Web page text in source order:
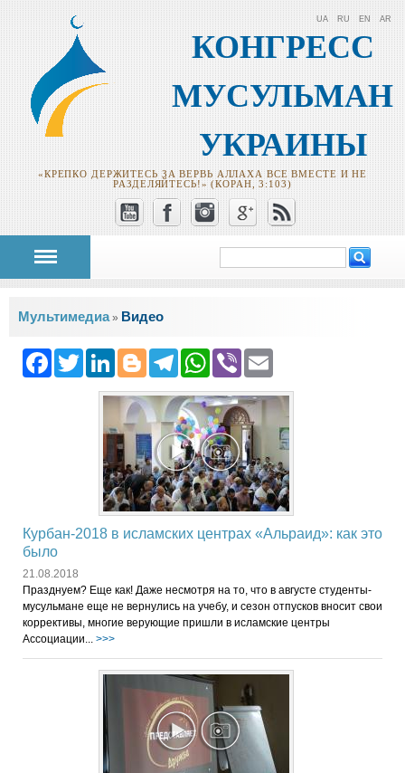
КОНГРЕСС
МУСУЛЬМАН
УКРАИНЫ
«КРЕПКО ДЕРЖИТЕСЬ ЗА ВЕРВЬ АЛЛАХА ВСЕ ВМЕСТЕ И НЕ
РАЗДЕЛЯЙТЕСЬ!» (КОРАН, 3:103)
UA RU EN AR
Форма поиска
Вы здесь
Мультимедиа» Видео
Facebook
Twitter
LinkedIn
Blogger
Telegram
WhatsApp
Viber
Курбан-2018 в исламских центрах «Альраид»: как это
было
21.08.2018
Празднуем? Еще как! Даже несмотря на то, что в августе студенты-
мусульмане еще не вернулись на учебу, и сезон отпусков вносит свои
коррективы, многие верующие пришли в исламские центры
Ассоциации... >>>